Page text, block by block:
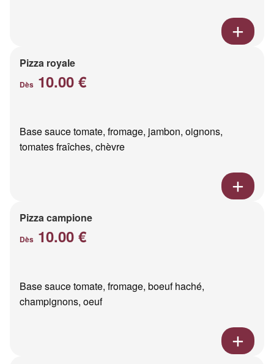
Pizza royale
Dès 10.00 €
Base sauce tomate, fromage, jambon, oignons,
tomates fraîches, chèvre
Pizza campione
Dès 10.00 €
Base sauce tomate, fromage, boeuf haché,
champignons, oeuf